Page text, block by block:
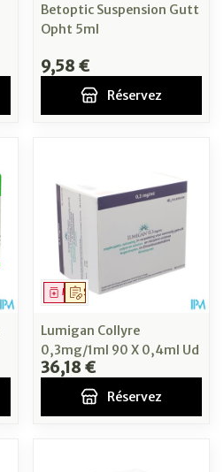
Betoptic Suspension Gutt
Opht 5ml
9,58 €
Réservez
Sur prescription
Médicament
Lumigan Collyre
0,3mg/1ml 90 X 0,4ml Ud
36,18 €
Réservez